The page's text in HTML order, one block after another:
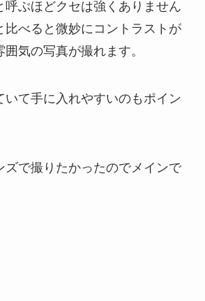
呼ぶほどクセは強くありません
比べると微妙にコントラストが
気の写真が撮れます。
いて手に入れやすいのもポイン
ズで撮りたかったのでメインで